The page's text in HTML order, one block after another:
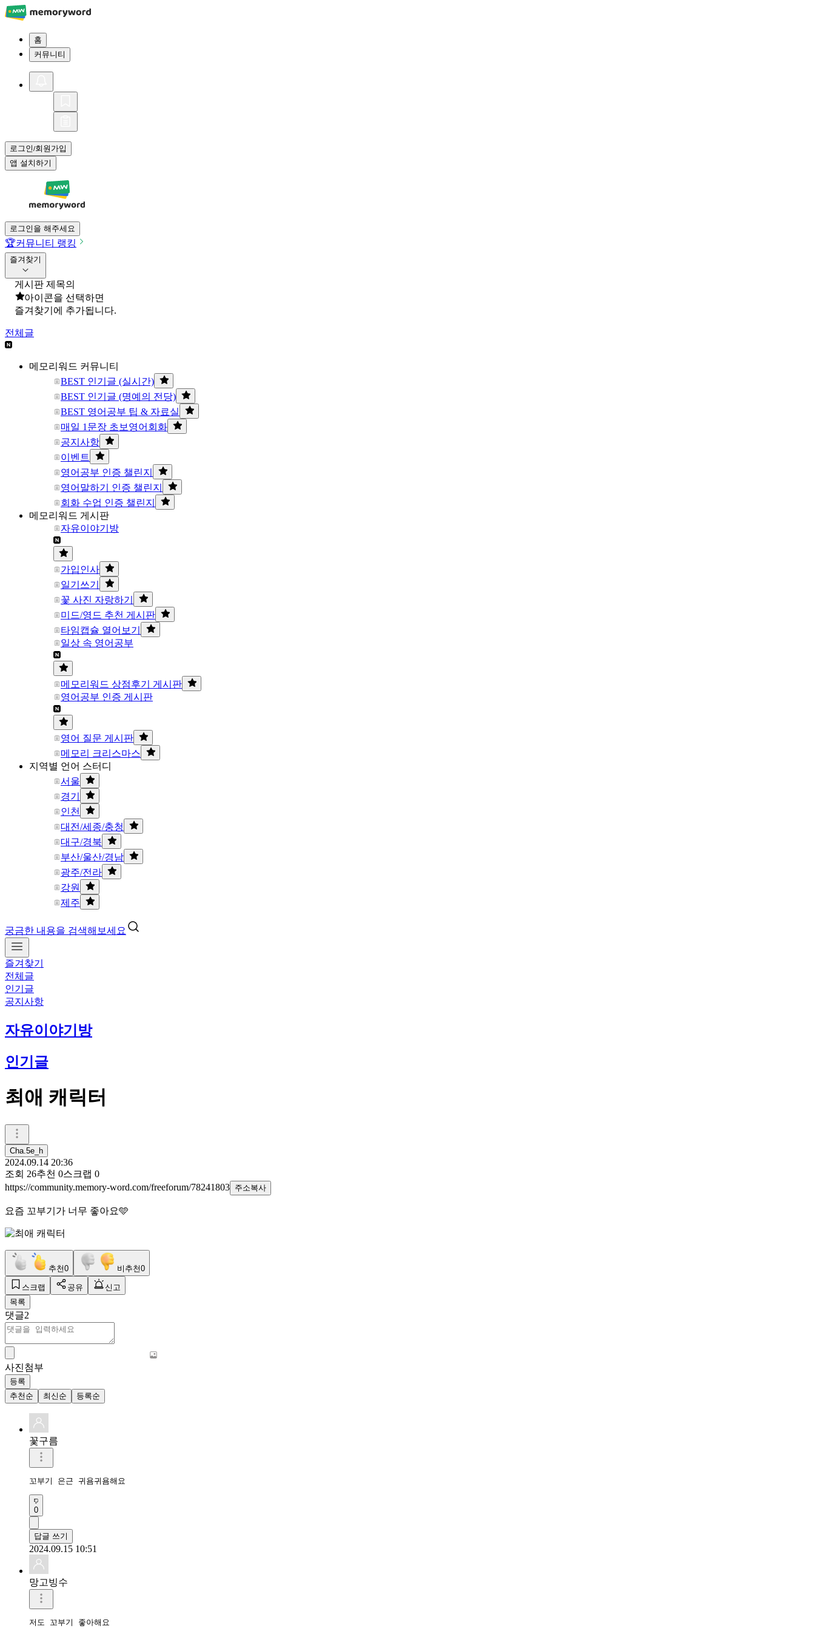
홈
커뮤니티
로그인/회원가입
앱 설치하기
로그인을 해주세요
🏆커뮤니티 랭킹
즐겨찾기
게시판 제목의
아이콘을 선택하면
즐겨찾기에 추가됩니다.
전체글
메모리워드 커뮤니티
BEST 인기글 (실시간)
BEST 인기글 (명예의 전당)
BEST 영어공부 팁 & 자료실
매일 1문장 초보영어회화
공지사항
이벤트
영어공부 인증 챌린지
영어말하기 인증 챌린지
회화 수업 인증 챌린지
메모리워드 게시판
자유이야기방
가입인사
일기쓰기
꽃 사진 자랑하기
미드/영드 추천 게시판
타임캡슐 열어보기
일상 속 영어공부
메모리워드 상점후기 게시판
영어공부 인증 게시판
영어 질문 게시판
메모리 크리스마스
지역별 언어 스터디
서울
경기
인천
대전/세종/충청
대구/경북
부산/울산/경남
광주/전라
강원
제주
궁금한 내용을 검색해보세요
즐겨찾기
전체글
인기글
공지사항
자유이야기방
인기글
최애 캐릭터
Cha.5e_h
2024.09.14 20:36
조회 26추천 0스크랩 0
https://community.memory-word.com/freeforum/78241803 주소복사
요즘 꼬부기가 너무 좋아요🩵
추천0 비추천0
스크랩 공유
신고
목록
댓글2
사진첨부
등록
추천순
최신순 등록순
꽃구름
꼬부기 은근 귀욤귀욤해요
0
답글 쓰기
2024.09.15 10:51
망고빙수
저도 꼬부기 좋아해요